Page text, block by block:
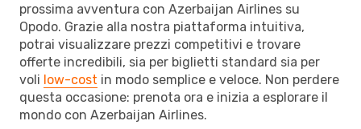
prossima avventura con Azerbaijan Airlines su
Opodo. Grazie alla nostra piattaforma intuitiva,
potrai visualizzare prezzi competitivi e trovare
offerte incredibili, sia per biglietti standard sia per
voli low-cost in modo semplice e veloce. Non perdere
questa occasione: prenota ora e inizia a esplorare il
mondo con Azerbaijan Airlines.